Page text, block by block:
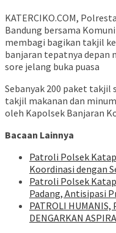
KATERCIKO.COM,
Bandung bersama
membagi bagikan takjil
banjaran tepatnya depan
sore jelang buka puasa
Sebanyak 200 paket takjil
takjil makanan dan
oleh Kapolsek Banjaran
Bacaan Lainnya
‎Patroli Polsek
Koordinasi dengan
‎Patroli Polsek
Padang, Antisipasi
‎PATROLI HUMANIS,
DENGARKAN